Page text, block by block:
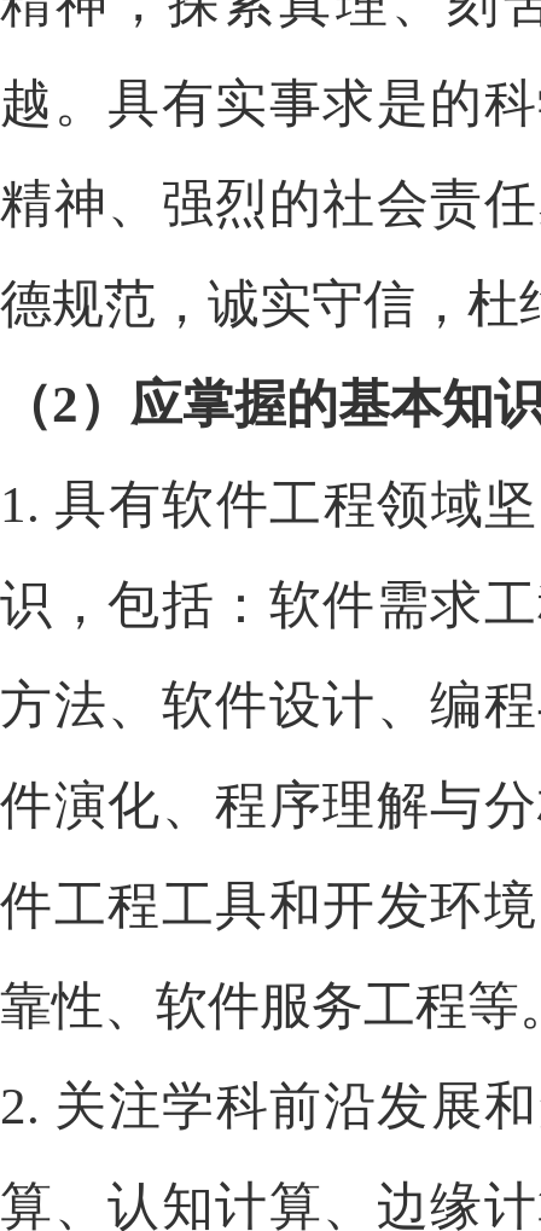
越。具有实事求是的
精神、强烈的社会责
德规范，诚实守信，杜
（2）应掌握的基本知
1. 具有软件工程领域
识，包括：软件需求
方法、软件设计、编
件演化、程序理解与
件工程工具和开发环
靠性、软件服务工程等
2. 关注学科前沿发展
算、认知计算、边缘